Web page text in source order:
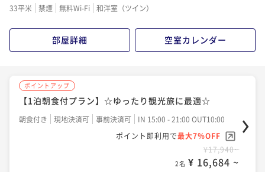
ポイント即利用で
¥ 30,777 ~
二食付き 事前決済可
IN 15:00 - 18:00 OUT10:00
¥27,796~
2名 ¥ 25,850 ~
ポイントアップ
【土地の恵み会席】知多の恵み
二食付き 現地決済可 事前決済可
IN 15:00 - 18:00 OUT10:00
ポイント即利用で最大7％OFF
¥28,844~
2名 ¥ 26,824 ~
33平米 禁煙 無料Wi-Fi 和洋室（ツイン）
部屋詳細 空室カレンダー
ポイントアップ
【1泊朝食付プラン】☆ゆったり観光旅に最適☆
朝食付き 現地決済可 事前決済可
IN 15:00 - 21:00 OUT10:00
ポイント即利用で最大7％OFF
¥17,940~
2名 ¥ 16,684 ~